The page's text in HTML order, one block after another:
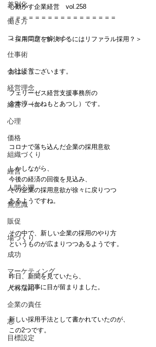
差別化
働き方
コミュニケーション
仕事術
会社経営
経営理念
経営ツール
心理
価格
組織づくり
経営
人間心理
無意識
販促
場づくり
成功
マーケティング
人材活用
企業の責任
志
目標設定
心動かす企業経営　vol.258
＝＝＝＝＝＝＝＝＝＝＝＝＝＝＝＝＝
＜採用問題を解決するにはリファラル採用？＞
おはようございます。
フェリーゼス経営支援事務所の
金本淳（かねもとあつし）です。
コロナで落ち込んだ企業の採用意欲
しかしながら、
今後の経済の回復を見込み、
その企業の採用意欲が徐々に戻りつつ
あるようですね。
その中で、新しい企業の採用のやり方
というものが広まりつつあるようです。
昨日、新聞を見ていたら、
そんな記事に目が留まりました。
新しい採用手法として書かれていたのが、
この2つです。